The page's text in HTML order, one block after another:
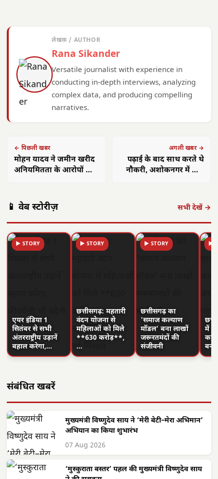
लेखक / AUTHOR
Rana Sikander
Versatile journalist with experience in
conducting in-depth interviews, analyzing
complex data, and producing compelling
narratives.
← पिछली खबर
मोहन यादव ने जमीन खरीद
अनियमितता के आरोपों को
अगली खबर →
पढ़ाई के बाद साथ करते थे
नौकरी, अशोकनगर में कार
📱 वेब स्टोरीज़ सभी देखें →
▶ STORY
एयर इंडिया 1
सितंबर से सभी
अंतरराष्ट्रीय उड़ानें
बहाल करेगा,…
▶ STORY
छत्तीसगढ़: महतारी
वंदन योजना से
महिलाओं को मिले
**630 करोड़**,
…
▶ STORY
छत्तीसगढ़ का
'समाज कल्याण
मॉडल' बना लाखों
जरूरतमंदों की
संजीवनी
▶
में
का
संबंधित खबरें
मुख्यमंत्री विष्णुदेव साय ने ‘मेरी बेटी–मेरा अभिमान’
अभियान का किया शुभारंभ
07 Aug 2026
‘मुस्कुराता बस्तर’ पहल की मुख्यमंत्री विष्णुदेव साय